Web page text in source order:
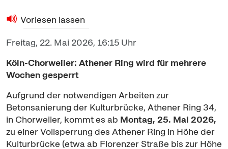
Vorlesen lassen
Freitag, 22. Mai 2026, 16:15 Uhr
Köln-Chorweiler: Athener Ring wird für mehrere
Wochen gesperrt
Aufgrund der notwendigen Arbeiten zur
Betonsanierung der Kulturbrücke, Athener Ring 34,
in Chorweiler, kommt es ab Montag, 25. Mai 2026,
zu einer Vollsperrung des Athener Ring in Höhe der
Kulturbrücke (etwa ab Florenzer Straße bis zur Höhe